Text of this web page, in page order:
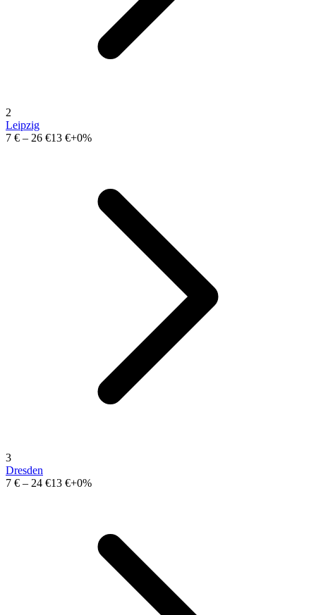
2
Leipzig
7 € – 26 €13 €+0%
3
Dresden
7 € – 24 €13 €+0%